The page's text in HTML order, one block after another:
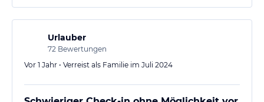
Urlauber
72 Bewertungen
Vor 1 Jahr • Verreist als Familie im Juli 2024